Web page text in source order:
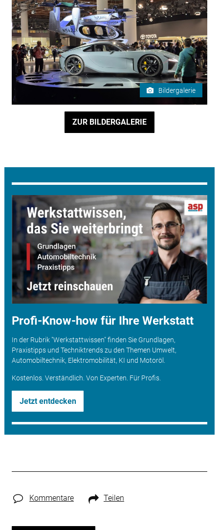
Bildergalerie
ZUR BILDERGALERIE
Profi-Know-how für Ihre Werkstatt
In der Rubrik "Werkstattwissen" finden Sie Grundlagen,
Praxistipps und Techniktrends zu den Themen Umwelt,
Automobiltechnik, Elektromobilität, KI und Motoröl.
Kostenlos. Verständlich. Von Experten. Für Profis.
Jetzt entdecken
Kommentare Teilen